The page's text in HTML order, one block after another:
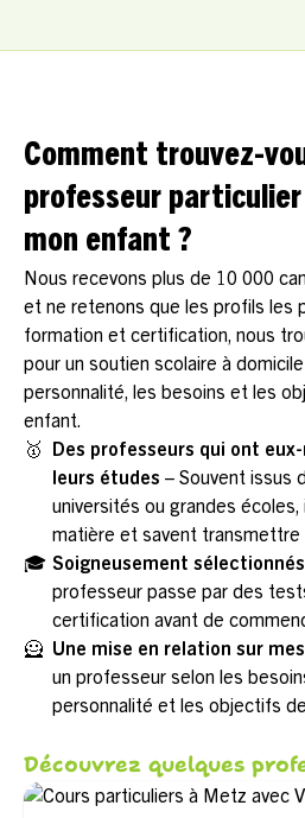
Comment trouvez-
professeur
mon enfant ?
Nous recevons plus de 10 000
et ne retenons que les profils les
formation et certification, nous
pour un soutien scolaire à
personnalité, les besoins et les
enfant.
🥇
Des professeurs qui ont
leurs études – Souvent issus
universités ou grandes
matière et savent transmettre
🎓 Soigneusement
professeur passe par des
certification avant de
🦸 Une mise en relation sur
un professeur selon les
personnalité et les objectifs
Découvrez quelques